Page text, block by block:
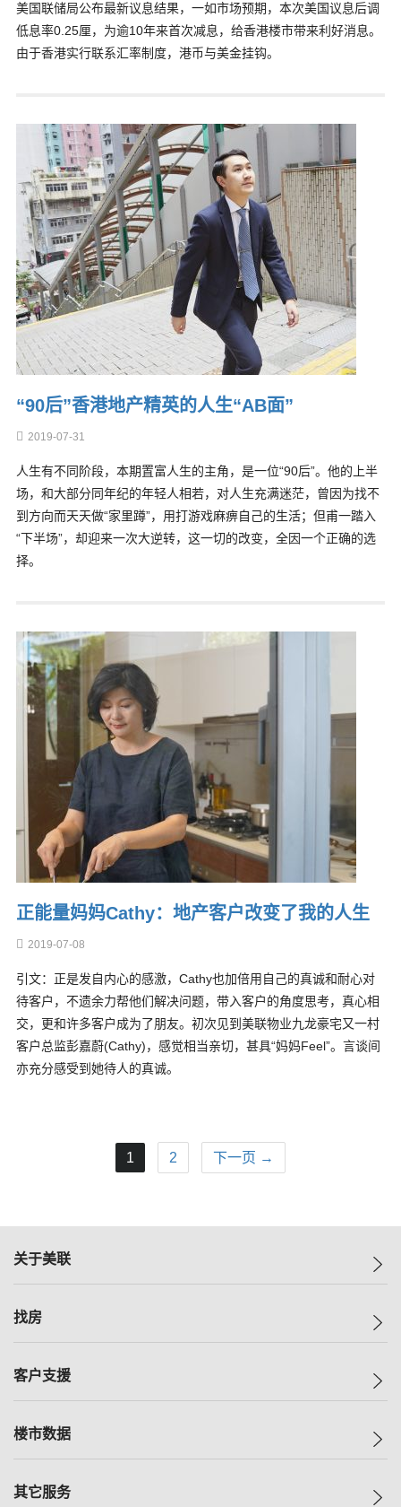
美国联储局公布最新议息结果，一如市场预期，本次美国议息后调
低息率0.25厘，为逾10年来首次减息，给香港楼市带来利好消息。
由于香港实行联系汇率制度，港币与美金挂钩。
“90后”香港地产精英的人生“AB面”
2019-07-31
人生有不同阶段，本期置富人生的主角，是一位“90后”。他的上半
场，和大部分同年纪的年轻人相若，对人生充满迷茫，曾因为找不
到方向而天天做“家里蹲”，用打游戏麻痹自己的生活；但甫一踏入
“下半场”，却迎来一次大逆转，这一切的改变，全因一个正确的选
择。
正能量妈妈Cathy：地产客户改变了我的人生
2019-07-08
引文：正是发自内心的感激，Cathy也加倍用自己的真诚和耐心对
待客户，不遗余力帮他们解决问题，带入客户的角度思考，真心相
交，更和许多客户成为了朋友。初次见到美联物业九龙豪宅又一村
客户总监彭嘉蔚(Cathy)，感觉相当亲切，甚具“妈妈Feel”。言谈间
亦充分感受到她待人的真诚。
1 2 下一页 →
关于美联
美联集团
人才招募
找房
一手新房
减价
美联豪宅
客户支援
自助放盘
查询热线
楼市数据
指数
其它服务